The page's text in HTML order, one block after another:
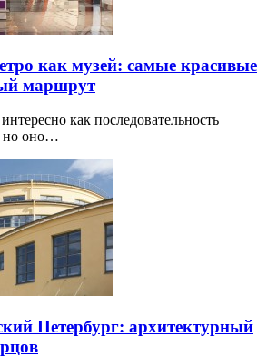
как музей: самые красивые
маршрут
как последовательность
но оно…
Петербург: архитектурный